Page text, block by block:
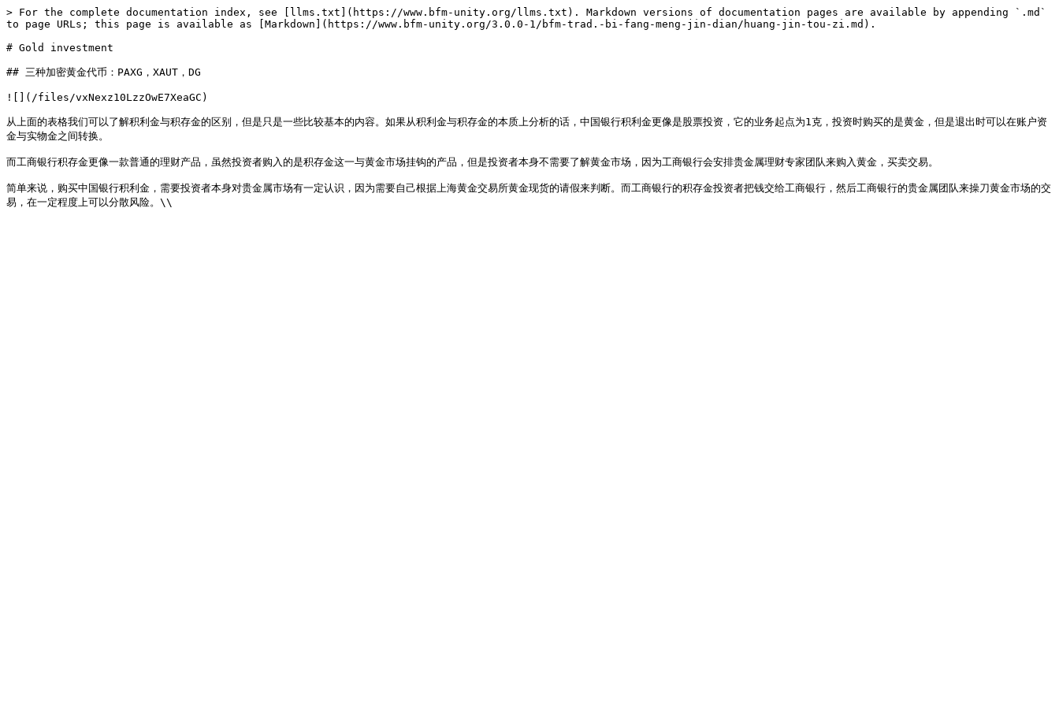
> For the complete documentation index, see [llms.txt](https://www.bfm-unity.org/llms.txt). Markdown versions of documentation pages are available by appending `.md`
to page URLs; this page is available as [Markdown](https://www.bfm-unity.org/3.0.0-1/bfm-trad.-bi-fang-meng-jin-dian/huang-jin-tou-zi.md).
# Gold investment
## 三种加密黄金代币：PAXG，XAUT，DG
![](/files/vxNexz10LzzOwE7XeaGC)
从上面的表格我们可以了解积利金与积存金的区别，但是只是一些比较基本的内容。如果从积利金与积存金的本质上分析的话，中国银行积利金更像是股票投资，它的业务起点为1克，投资时购买的是黄金，但是退出时可以在账户资
金与实物金之间转换。
而工商银行积存金更像一款普通的理财产品，虽然投资者购入的是积存金这一与黄金市场挂钩的产品，但是投资者本身不需要了解黄金市场，因为工商银行会安排贵金属理财专家团队来购入黄金，买卖交易。
简单来说，购买中国银行积利金，需要投资者本身对贵金属市场有一定认识，因为需要自己根据上海黄金交易所黄金现货的请假来判断。而工商银行的积存金投资者把钱交给工商银行，然后工商银行的贵金属团队来操刀黄金市场的交